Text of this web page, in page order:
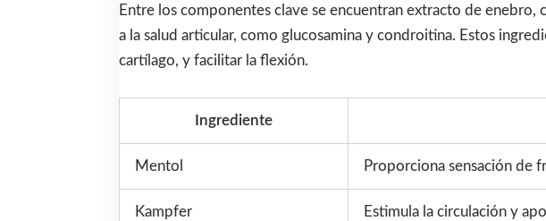
Entre los componentes clave se encuentran extracto de enebro,
a la salud articular, como glucosamina y condroitina. Estos
cartílago, y facilitar la flexión.
Ingrediente
Mentol Proporciona sensación de
Kampfer Estimula la circulación y